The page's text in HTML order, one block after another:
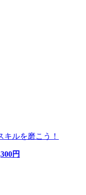
ルを磨こう！
円